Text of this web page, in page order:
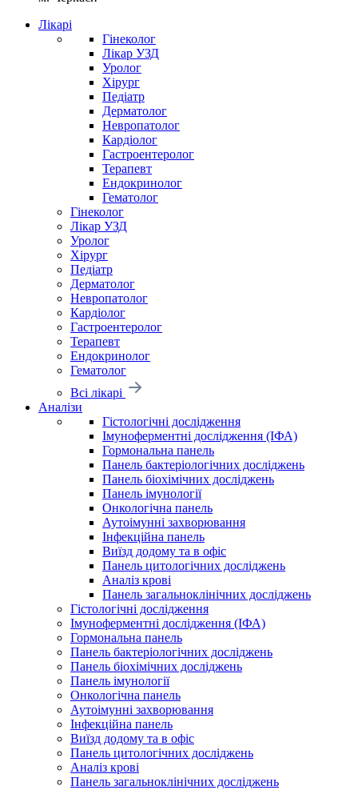
Лікарі
Гінеколог
Лікар УЗД
Уролог
Хірург
Педіатр
Дерматолог
Невропатолог
Кардіолог
Гастроентеролог
Терапевт
Ендокринолог
Гематолог
Гінеколог
Лікар УЗД
Уролог
Хірург
Педіатр
Дерматолог
Невропатолог
Кардіолог
Гастроентеролог
Терапевт
Ендокринолог
Гематолог
Всі лікарі
Аналізи
Гістологічні дослідження
Імуноферментні дослідження (ІФА)
Гормональна панель
Панель бактеріологічних досліджень
Панель біохімічних досліджень
Панель імунології
Онкологічна панель
Аутоімунні захворювання
Інфекційна панель
Виїзд додому та в офіс
Панель цитологічних досліджень
Аналіз крові
Панель загальноклінічних досліджень
Гістологічні дослідження
Імуноферментні дослідження (ІФА)
Гормональна панель
Панель бактеріологічних досліджень
Панель біохімічних досліджень
Панель імунології
Онкологічна панель
Аутоімунні захворювання
Інфекційна панель
Виїзд додому та в офіс
Панель цитологічних досліджень
Аналіз крові
Панель загальноклінічних досліджень